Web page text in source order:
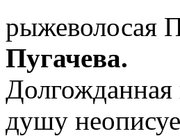
Пугачева.
Долгожданная
душу